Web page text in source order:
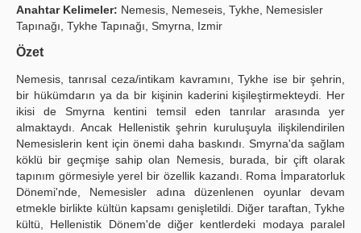
Kılavuzlar
Anahtar Kelimeler: Nemesis, Nemeseis, Tykhe, Nemesisler
Tapınağı, Tykhe Tapınağı, Smyrna, Izmir
Özet
Nemesis, tanrısal ceza/intikam kavramını, Tykhe ise bir şehrin,
bir hükümdarın ya da bir kişinin kaderini kişileştirmekteydi. Her
ikisi de Smyrna kentini temsil eden tanrılar arasında yer
almaktaydı. Ancak Hellenistik şehrin kuruluşuyla ilişkilendirilen
Nemesislerin kent için önemi daha baskındı. Smyrna'da sağlam
köklü bir geçmişe sahip olan Nemesis, burada, bir çift olarak
tapınım görmesiyle yerel bir özellik kazandı. Roma İmparatorluk
Dönemi'nde, Nemesisler adına düzenlenen oyunlar devam
etmekle birlikte kültün kapsamı genişletildi. Diğer taraftan, Tykhe
kültü, Hellenistik Dönem'de diğer kentlerdeki modaya paralel